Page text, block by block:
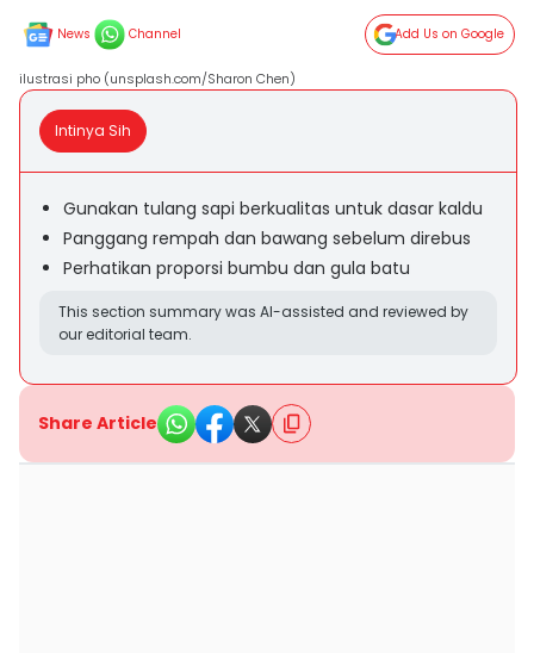
News Channel Add Us on Google
ilustrasi pho (unsplash.com/Sharon Chen)
Intinya Sih
Gunakan tulang sapi berkualitas untuk dasar kaldu
Panggang rempah dan bawang sebelum direbus
Perhatikan proporsi bumbu dan gula batu
This section summary was AI-assisted and reviewed by
our editorial team.
Share Article